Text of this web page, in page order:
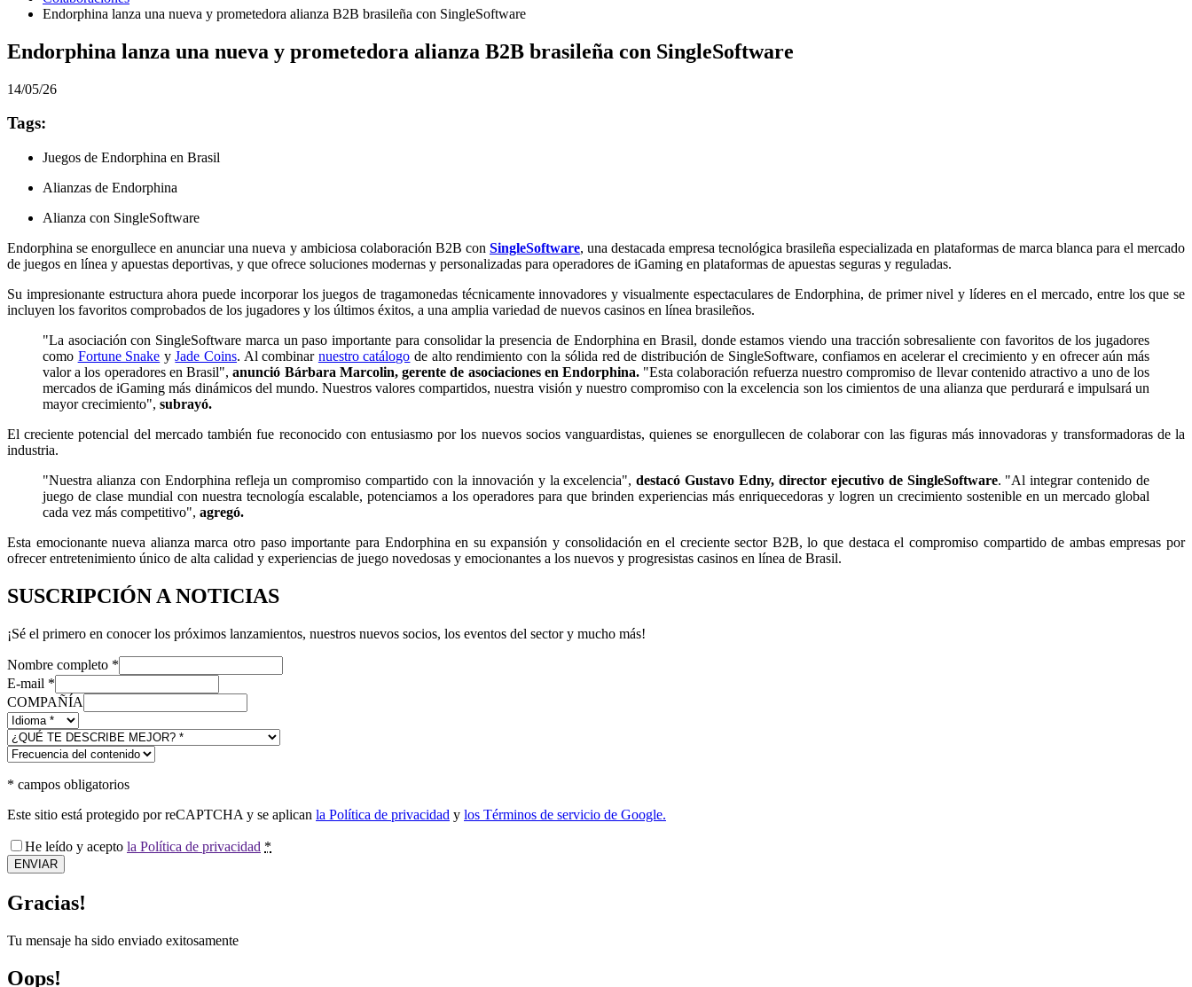
Endorphina lanza una nueva y prometedora alianza B2B brasileña con SingleSoftware
Endorphina lanza una nueva y prometedora alianza B2B brasileña con SingleSoftware
14/05/26
Tags:
Juegos de Endorphina en Brasil
Alianzas de Endorphina
Alianza con SingleSoftware
Endorphina se enorgullece en anunciar una nueva y ambiciosa colaboración B2B con SingleSoftware, una destacada empresa tecnológica brasileña especializada en plataformas de marca blanca para el mercado
de juegos en línea y apuestas deportivas, y que ofrece soluciones modernas y personalizadas para operadores de iGaming en plataformas de apuestas seguras y reguladas.
Su impresionante estructura ahora puede incorporar los juegos de tragamonedas técnicamente innovadores y visualmente espectaculares de Endorphina, de primer nivel y líderes en el mercado, entre los que se
incluyen los favoritos comprobados de los jugadores y los últimos éxitos, a una amplia variedad de nuevos casinos en línea brasileños.
"La asociación con SingleSoftware marca un paso importante para consolidar la presencia de Endorphina en Brasil, donde estamos viendo una tracción sobresaliente con favoritos de los jugadores
como Fortune Snake yJade Coins. Al combinar nuestro catálogo de alto rendimiento con la sólida red de distribución de SingleSoftware, confiamos en acelerar el crecimiento y en ofrecer aún más
valor a los operadores en Brasil",anunció Bárbara Marcolin, gerente de asociaciones en Endorphina. "Esta colaboración refuerza nuestro compromiso de llevar contenido atractivo a uno de los
mercados de iGaming más dinámicos del mundo. Nuestros valores compartidos, nuestra visión y nuestro compromiso con la excelencia son los cimientos de una alianza que perdurará e impulsará un
mayor crecimiento", subrayó.
El creciente potencial del mercado también fue reconocido con entusiasmo por los nuevos socios vanguardistas, quienes se enorgullecen de colaborar con las figuras más innovadoras y transformadoras de la
industria.
"Nuestra alianza con Endorphina refleja un compromiso compartido con la innovación y la excelencia", destacó Gustavo Edny, director ejecutivo de SingleSoftware. "Al integrar contenido de
juego de clase mundial con nuestra tecnología escalable, potenciamos a los operadores para que brinden experiencias más enriquecedoras y logren un crecimiento sostenible en un mercado global
cada vez más competitivo", agregó.
Esta emocionante nueva alianza marca otro paso importante para Endorphina en su expansión y consolidación en el creciente sector B2B, lo que destaca el compromiso compartido de ambas empresas por
ofrecer entretenimiento único de alta calidad y experiencias de juego novedosas y emocionantes a los nuevos y progresistas casinos en línea de Brasil.
SUSCRIPCIÓN A NOTICIAS
¡Sé el primero en conocer los próximos lanzamientos, nuestros nuevos socios, los eventos del sector y mucho más!
Nombre completo *
E-mail *
COMPAÑÍA
* campos obligatorios
Este sitio está protegido por reCAPTCHA y se aplican la Política de privacidad y los Términos de servicio de Google.
He leído y acepto la Política de privacidad *
ENVIAR
Gracias!
Tu mensaje ha sido enviado exitosamente
Oops!